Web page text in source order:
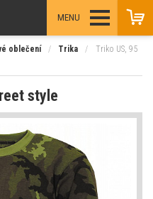
MENU
oblečení / Trika /
Triko US, 95
style